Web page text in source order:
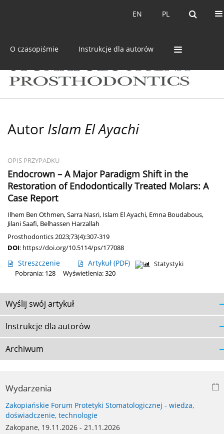
PL
EN PL
EN
O czasopiśmie Instrukcje dla autorów
Autor Islam El Ayachi
OPIS PRZYPADKU
Endocrown – A Major Paradigm Shift in the
Restoration of Endodontically Treated Molars: A
Case Report
Ilhem Ben Othmen,Sarra Nasri, Islam El Ayachi, Emna Boudabous,
Jilani Saafi, Belhassen Harzallah
Prosthodontics 2023;73(4):307-319
DOI: https://doi.org/10.5114/ps/177088
Streszczenie Artykuł (PDF)
Statystyki
Pobrania: 128
Wyświetlenia: 320
Wyślij swój artykuł
Instrukcje dla autorów
Archiwum
Wydarzenia
Zakopiańskie Forum Protetyki Stomatologicznej - wiedza,
doświadczenie, technologie
Zakopane, 19.11.2026 - 21.11.2026